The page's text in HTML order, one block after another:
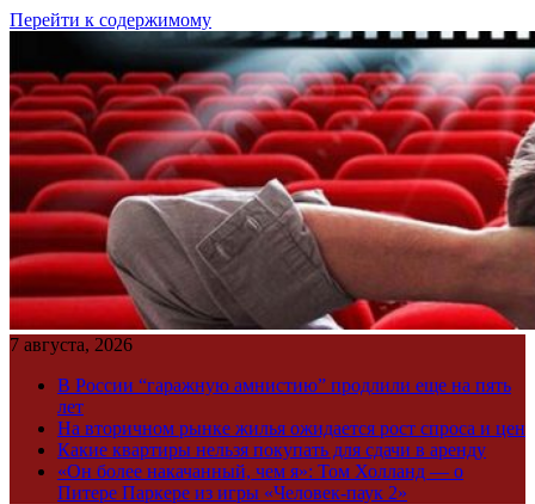
Перейти к содержимому
7 августа, 2026
В России “гаражную амнистию” продлили еще на пять
лет
На вторичном рынке жилья ожидается рост спроса и цен
Какие квартиры нельзя покупать для сдачи в аренду
«Он более накачанный, чем я»: Том Холланд — о
Питере Паркере из игры «Человек-паук 2»